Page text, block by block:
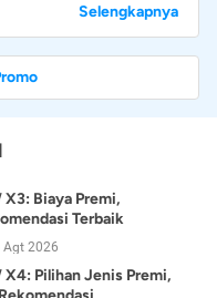
Selengkapnya
Biaya Premi,
Terbaik
Agt 2026
Pilihan Jenis Premi,